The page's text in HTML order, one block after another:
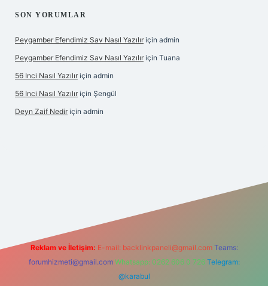
SON YORUMLAR
Peygamber Efendimiz Sav Nasıl Yazılır için admin
Peygamber Efendimiz Sav Nasıl Yazılır için Tuana
56 Inci Nasıl Yazılır için admin
56 Inci Nasıl Yazılır için Şengül
Deyn Zaif Nedir için admin
Reklam ve İletişim: E-mail: backlinkpaneli@gmail.com Teams:
forumhizmeti@gmail.com Whatsapp: 0262 606 0 726 Telegram:
@karabul